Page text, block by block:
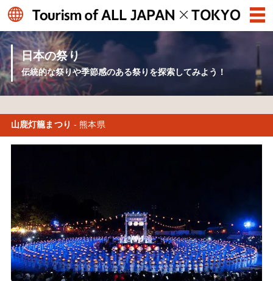
日本の祭り
伝統的な祭りや季節感のある祭りを探索してみよう！
山鹿灯籠まつり- 熊本県